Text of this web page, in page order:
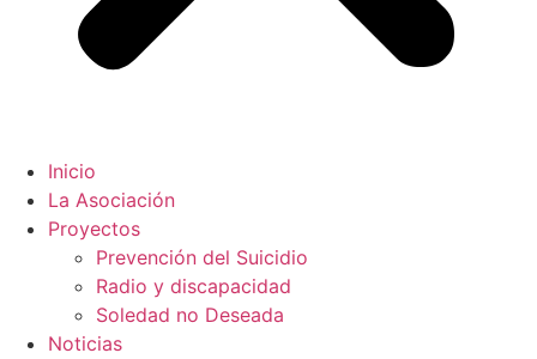
Inicio
La Asociación
Proyectos
Prevención del Suicidio
Radio y discapacidad
Soledad no Deseada
Noticias